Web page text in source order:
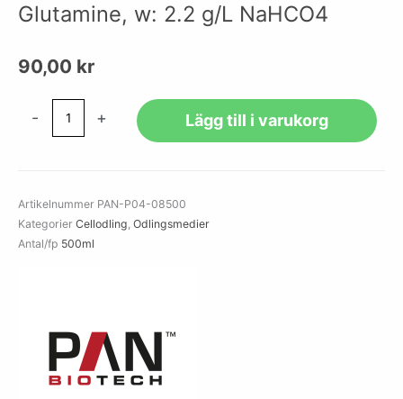
Glutamine, w: 2.2 g/L NaHCO4
90,00 kr
-
L-
Glutamine,
w:
+ Lägg till i varukorg
Artikelnummer PAN-P04-08500
Kategorier Cellodling, Odlingsmedier
Antal/fp 500ml